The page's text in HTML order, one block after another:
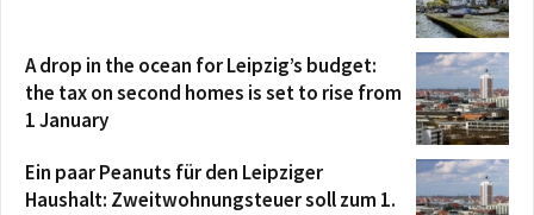
A drop in the ocean for Leipzig’s budget:
the tax on second homes is set to rise from
1 January
Ein paar Peanuts für den Leipziger
Haushalt: Zweitwohnungsteuer soll zum 1.